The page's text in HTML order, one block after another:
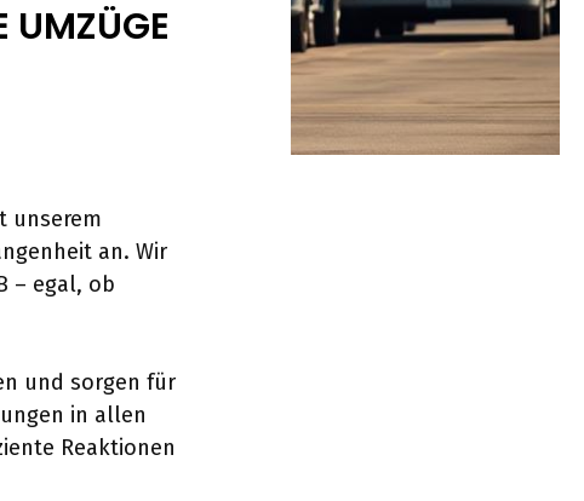
UMZÜGE
unserem
an. Wir
– egal, ob
und sorgen für
in allen
Reaktionen